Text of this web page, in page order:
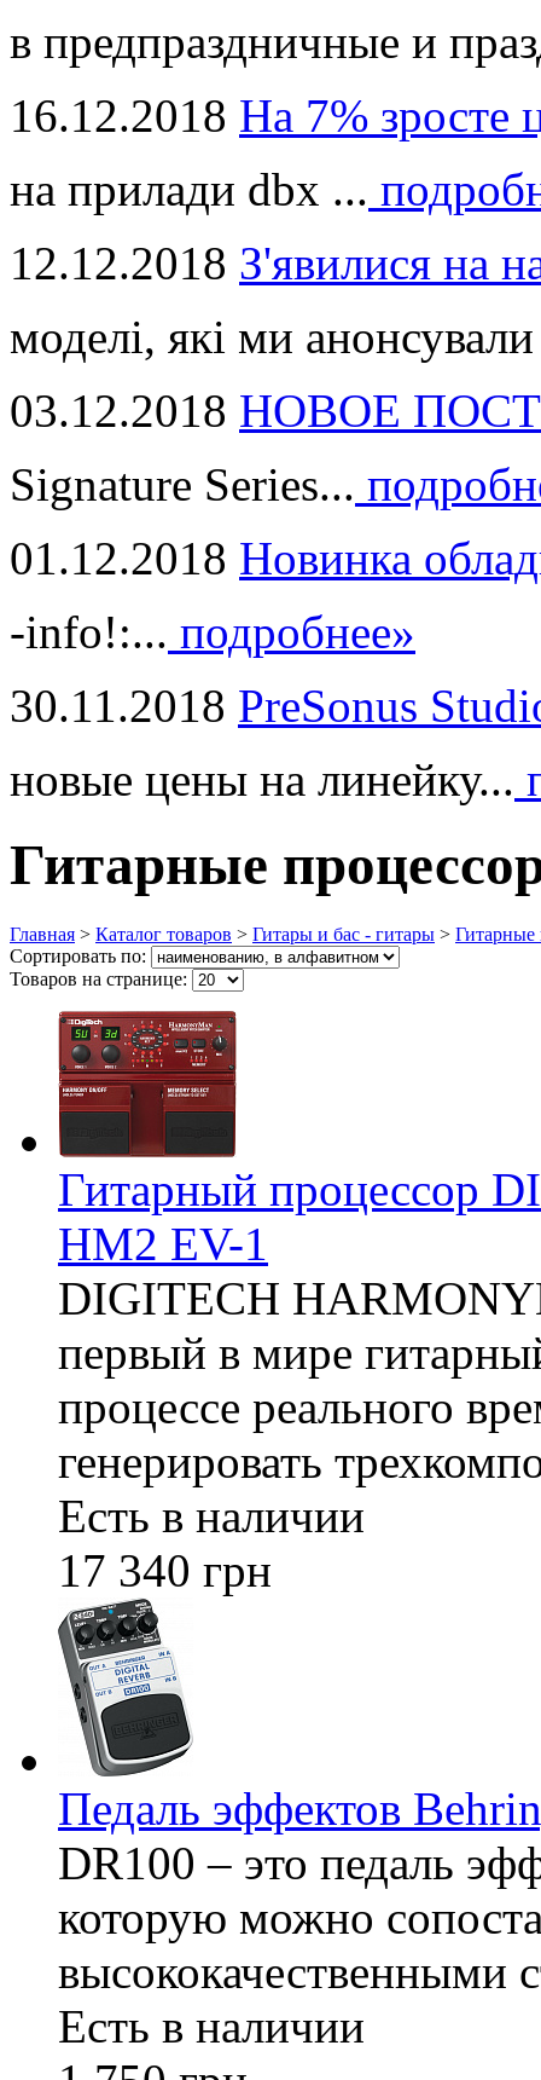
в предпраздничные и
16.12.2018 На 7% зросте
на прилади dbx ...
12.12.2018 З'явилися на
моделі, які ми
03.12.2018 НОВОЕ
Signature Series...
01.12.2018 Новинка
-info!:... подробнее»
30.11.2018 PreSonus
новые цены на линейку...
Гитарные
Главная > Каталог товаров > Гитары и бас - гитары > Гитарные
Сортировать по:
Товаров на странице:
Гитарный процессор
HM2 EV-1
DIGITECH
первый в мире
процессе реального
генерировать
Есть в наличии
17 340 грн
Педаль эффектов
DR100 – это педаль
которую можно
высококачественными
Есть в наличии